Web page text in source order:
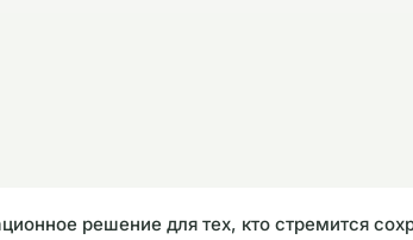
решение для тех, кто стремится